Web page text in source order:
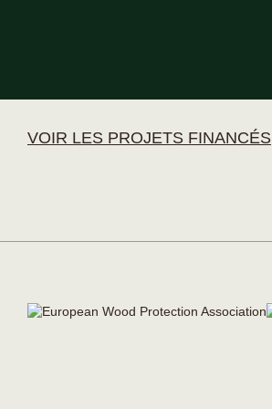
VOIR LES PROJETS FINANCÉS